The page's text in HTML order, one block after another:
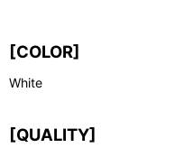
[COLOR]
White
[QUALITY]